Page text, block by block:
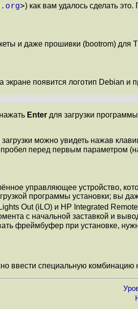
>) как вам удалось сделать
и даже прошивки (bootrom) для
появится логотип Debian и
Enter для загрузки
можно увидеть нажав
перед первым параметром
управляющее устройство,
программы установки; вы
Out(iLO) и HP Integrated
с начальной заставкой и
фреймбуфер при установке,
ввести специальную